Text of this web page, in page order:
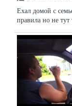
Ехал домой с
правила но не тут